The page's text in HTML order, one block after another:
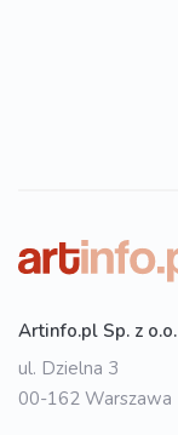
Artinfo.pl Sp. z o.o.
ul. Dzielna 3
00-162 Warszawa